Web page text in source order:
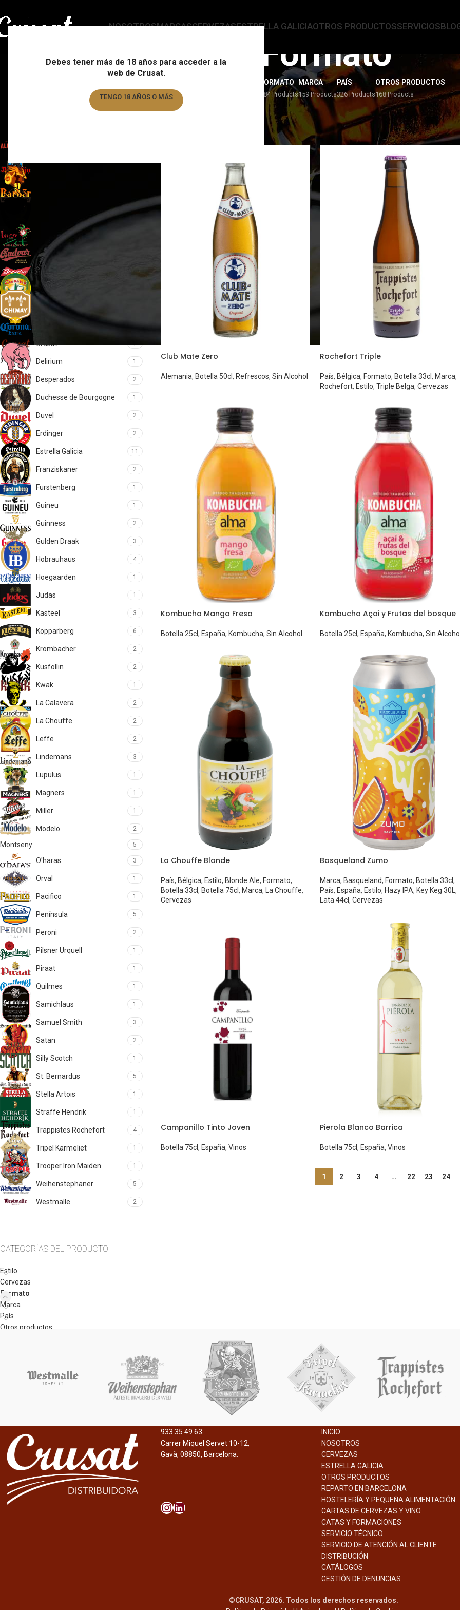
Debes tener más de 18 años para acceder a la
web de Crusat.
TENGO 18 AÑOS O MÁS
NOSOTROSMARCASCERVEZASESTRELLA GALICIAOTROS PRODUCTOSSERVICIOS
Formato
178 Products
FORMATO
284 Products
MARCA
159 Products
PAÍS
326 Products
OTROS PRODUCTOS
168 Products
Augustijn 1
6
Brugse Zot
Budejovicky Budvar
Budweiser 1
Cannabis
Chimay
1
Crusat 1
Delirium 1
Desperados 2
Duchesse de Bourgogne 1
Duvel 2
Erdinger 2
Estrella Galicia 11
Franziskaner 2
Furstenberg 1
Guineu 1
Guinness 2
Gulden Draak 3
Hobrauhaus 4
Hoegaarden 1
Judas 1
Kasteel 3
Kopparberg 6
Krombacher 2
Kusfollin 2
Kwak 1
La Calavera 2
La Chouffe 2
Leffe 2
Lindemans 3
Lupulus 1
Magners 1
Miller 1
Modelo 2
Montseny 5
O'haras 3
Orval 1
Pacifico 1
Península 5
Peroni 2
Pilsner Urquell 1
Piraat 1
Quilmes 1
Samichlaus 1
Samuel Smith 3
Satan 2
Silly Scotch 1
St. Bernardus 5
Stella Artois 1
Straffe Hendrik 1
Trappistes Rochefort 4
Tripel Karmeliet 1
Trooper Iron Maiden 1
Weihenstephaner 5
Westmalle 2
CATEGORÍAS DEL PRODUCTO
Estilo
Cervezas
Formato
Marca
País
Otros productos
Club Mate Zero
Alemania, Botella 50cl, Refrescos, Sin Alcohol
Rochefort Triple
País, Bélgica, Formato, Botella 33cl, Marca,
Rochefort, Estilo, Triple Belga, Cervezas
Kombucha Mango Fresa
Botella 25cl, España, Kombucha, Sin Alcohol
Kombucha Açai y Frutas del bosque
Botella 25cl, España, Kombucha, Sin
La Chouffe Blonde
País, Bélgica, Estilo, Blonde Ale, Formato,
Botella 33cl, Botella 75cl, Marca, La Chouffe,
Cervezas
Basqueland Zumo
Marca, Basqueland, Formato, Botella 33cl,
País, España, Estilo, Hazy IPA, Key Keg 30L,
Lata 44cl, Cervezas
Campanillo Tinto Joven
Botella 75cl, España, Vinos
Pierola Blanco Barrica
Botella 75cl, España, Vinos
1 2 3 4 … 22 23 24
933 35 49 63
Carrer Miquel Servet 10-12,
Gavà, 08850, Barcelona.
INICIO
NOSOTROS
CERVEZAS
ESTRELLA GALICIA
OTROS PRODUCTOS
REPARTO EN BARCELONA
HOSTELERÍA Y PEQUEÑA ALIMENTACIÓN
CARTAS DE CERVEZAS Y VINO
CATAS Y FORMACIONES
SERVICIO TÉCNICO
SERVICIO DE ATENCIÓN AL CLIENTE
DISTRIBUCIÓN
CATÁLOGOS
GESTIÓN DE DENUNCIAS
©CRUSAT, 2026. Todos los derechos reservados.